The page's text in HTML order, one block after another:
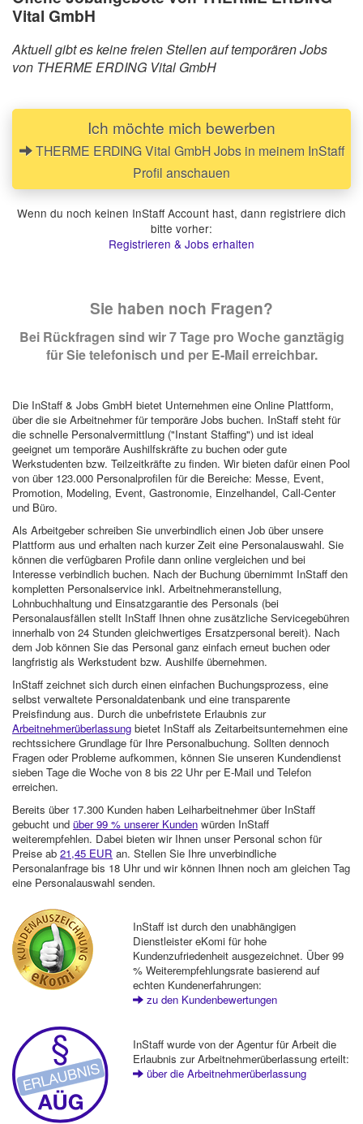
Vital GmbH
Aktuell gibt es keine freien Stellen auf temporären Jobs
von THERME ERDING Vital GmbH
Ich möchte mich bewerben
THERME ERDING Vital GmbH Jobs in meinem InStaff
Profil anschauen
Wenn du noch keinen InStaff Account hast, dann registriere dich
bitte vorher:
Registrieren & Jobs erhalten
Sie haben noch Fragen?
Bei Rückfragen sind wir 7 Tage pro Woche ganztägig
für Sie telefonisch und per E-Mail erreichbar.
Die InStaff & Jobs GmbH bietet Unternehmen eine Online Plattform,
über die sie Arbeitnehmer für temporäre Jobs buchen. InStaff steht für
die schnelle Personalvermittlung ("Instant Staffing") und ist ideal
geeignet um temporäre Aushilfskräfte zu buchen oder gute
Werkstudenten bzw. Teilzeitkräfte zu finden. Wir bieten dafür einen Pool
von über 123.000 Personalprofilen für die Bereiche: Messe, Event,
Promotion, Modeling, Event, Gastronomie, Einzelhandel, Call-Center
und Büro.
Als Arbeitgeber schreiben Sie unverbindlich einen Job über unsere
Plattform aus und erhalten nach kurzer Zeit eine Personalauswahl. Sie
können die verfügbaren Profile dann online vergleichen und bei
Interesse verbindlich buchen. Nach der Buchung übernimmt InStaff den
kompletten Personalservice inkl. Arbeitnehmeranstellung,
Lohnbuchhaltung und Einsatzgarantie des Personals (bei
Personalausfällen stellt InStaff Ihnen ohne zusätzliche Servicegebühren
innerhalb von 24 Stunden gleichwertiges Ersatzpersonal bereit). Nach
dem Job können Sie das Personal ganz einfach erneut buchen oder
langfristig als Werkstudent bzw. Aushilfe übernehmen.
InStaff zeichnet sich durch einen einfachen Buchungsprozess, eine
selbst verwaltete Personaldatenbank und eine transparente
Preisfindung aus. Durch die unbefristete Erlaubnis zur
Arbeitnehmerüberlassung bietet InStaff als Zeitarbeitsunternehmen eine
rechtssichere Grundlage für Ihre Personalbuchung. Sollten dennoch
Fragen oder Probleme aufkommen, können Sie unseren Kundendienst
sieben Tage die Woche von 8 bis 22 Uhr per E-Mail und Telefon
erreichen.
Bereits über 17.300 Kunden haben Leiharbeitnehmer über InStaff
gebucht und über 99 % unserer Kunden würden InStaff
weiterempfehlen. Dabei bieten wir Ihnen unser Personal schon für
Preise ab 21,45 EUR an. Stellen Sie Ihre unverbindliche
Personalanfrage bis 18 Uhr und wir können Ihnen noch am gleichen Tag
eine Personalauswahl senden.
InStaff ist durch den unabhängigen
Dienstleister eKomi für hohe
Kundenzufriedenheit ausgezeichnet. Über 99
% Weiterempfehlungsrate basierend auf
echten Kundenerfahrungen:
zu den Kundenbewertungen
InStaff wurde von der Agentur für Arbeit die
Erlaubnis zur Arbeitnehmerüberlassung erteilt:
über die Arbeitnehmerüberlassung